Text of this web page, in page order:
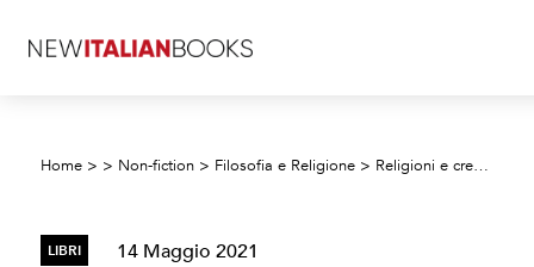
Home > > Non-fiction > Filosofia e Religione > Religioni e credenze
LIBRI 14 Maggio 2021